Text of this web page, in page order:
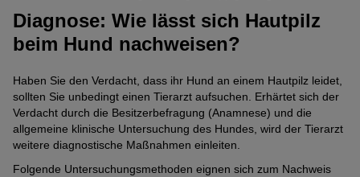
Diagnose: Wie lässt sich Hautpilz
beim Hund nachweisen?
Haben Sie den Verdacht, dass ihr Hund an einem Hautpilz leidet,
sollten Sie unbedingt einen Tierarzt aufsuchen. Erhärtet sich der
Verdacht durch die Besitzerbefragung (Anamnese) und die
allgemeine klinische Untersuchung des Hundes, wird der Tierarzt
weitere diagnostische Maßnahmen einleiten.
Folgende Untersuchungsmethoden eignen sich zum Nachweis